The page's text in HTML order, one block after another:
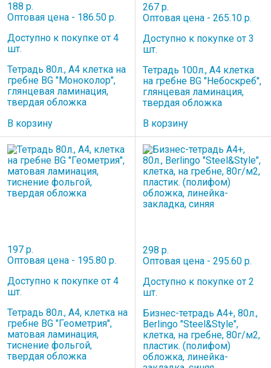
188 р.
Оптовая цена - 186.50 р.
Доступно к покупке от 4
шт.
Тетрадь 80л., А4 клетка на
гребне BG "Моноколор",
глянцевая ламинация,
твердая обложка
В корзину
267 р.
Оптовая цена - 265.10 р.
Доступно к покупке от 3
шт.
Тетрадь 100л., А4 клетка
на гребне BG "Небоскреб",
глянцевая ламинация,
твердая обложка
В корзину
197 р.
Оптовая цена - 195.80 р.
Доступно к покупке от 4
шт.
Тетрадь 80л., А4, клетка на
гребне BG "Геометрия",
матовая ламинация,
тиснение фольгой,
твердая обложка
298 р.
Оптовая цена - 295.60 р.
Доступно к покупке от 2
шт.
Бизнес-тетрадь А4+, 80л.,
Berlingo "Steel&Style",
клетка, на гребне, 80г/м2,
пластик. (полифом)
обложка, линейка-